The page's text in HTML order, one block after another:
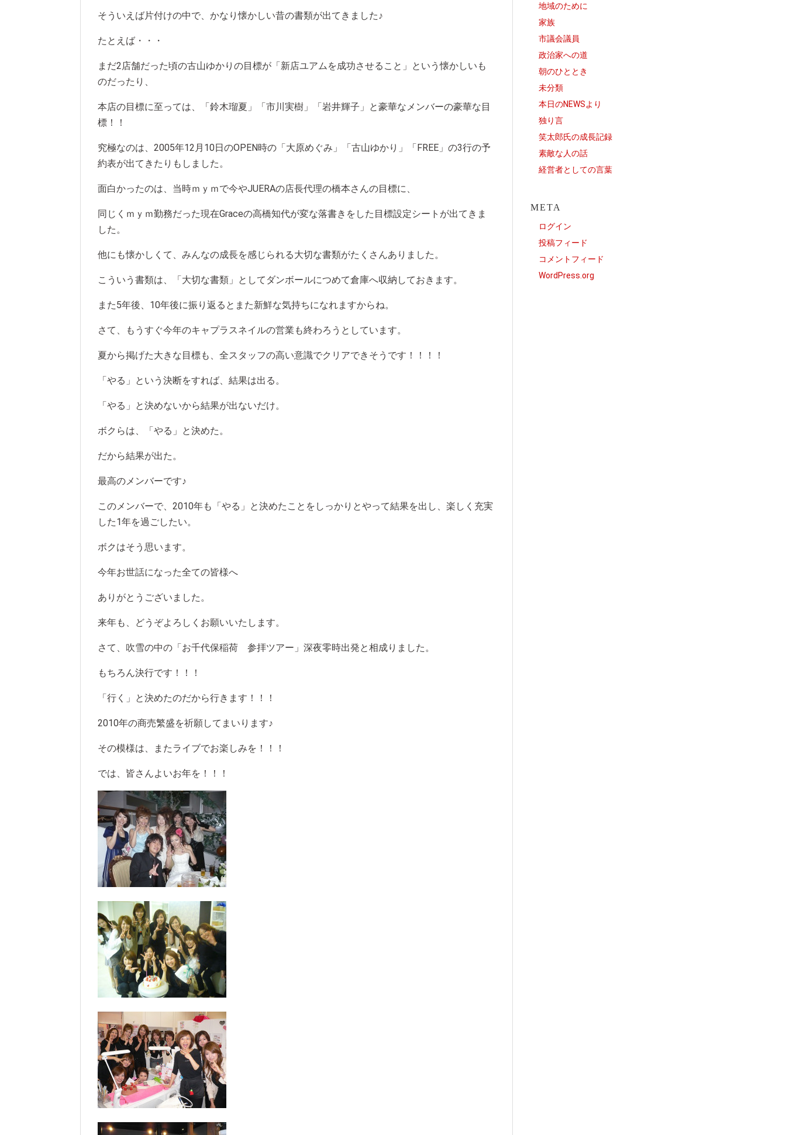
そういえば片付けの中で、かなり懐かしい昔の書類が出てきました♪
たとえば・・・
まだ2店舗だった頃の古山ゆかりの目標が「新店ユアムを成功させること」という懐かしいも
のだったり、
本店の目標に至っては、「鈴木瑠夏」「市川実樹」「岩井輝子」と豪華なメンバーの豪華な目
標！！
究極なのは、2005年12月10日のOPEN時の「大原めぐみ」「古山ゆかり」「FREE」の3行の予
約表が出てきたりもしました。
面白かったのは、当時ｍｙｍで今やJUERAの店長代理の橋本さんの目標に、
同じくｍｙｍ勤務だった現在Graceの高橋知代が変な落書きをした目標設定シートが出てきま
した。
他にも懐かしくて、みんなの成長を感じられる大切な書類がたくさんありました。
こういう書類は、「大切な書類」としてダンボールにつめて倉庫へ収納しておきます。
また5年後、10年後に振り返るとまた新鮮な気持ちになれますからね。
さて、もうすぐ今年のキャプラスネイルの営業も終わろうとしています。
夏から掲げた大きな目標も、全スタッフの高い意識でクリアできそうです！！！！
「やる」という決断をすれば、結果は出る。
「やる」と決めないから結果が出ないだけ。
ボクらは、「やる」と決めた。
だから結果が出た。
最高のメンバーです♪
このメンバーで、2010年も「やる」と決めたことをしっかりとやって結果を出し、楽しく充実
した1年を過ごしたい。
ボクはそう思います。
今年お世話になった全ての皆様へ
ありがとうございました。
来年も、どうぞよろしくお願いいたします。
さて、吹雪の中の「お千代保稲荷 参拝ツアー」深夜零時出発と相成りました。
もちろん決行です！！！
「行く」と決めたのだから行きます！！！
2010年の商売繁盛を祈願してまいります♪
その模様は、またライブでお楽しみを！！！
では、皆さんよいお年を！！！
地域のために
家族
市議会議員
政治家への道
朝のひととき
未分類
本日のNEWSより
独り言
笑太郎氏の成長記録
素敵な人の話
経営者としての言葉
META
ログイン
投稿フィード
コメントフィード
WordPress.org